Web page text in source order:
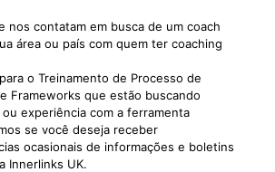
nos contatam em busca de um coach
área ou país com quem ter coaching
o Treinamento de Processo de
Frameworks que estão buscando
experiência com a ferramenta
se você deseja receber
ocasionais de informações e boletins
Innerlinks UK.